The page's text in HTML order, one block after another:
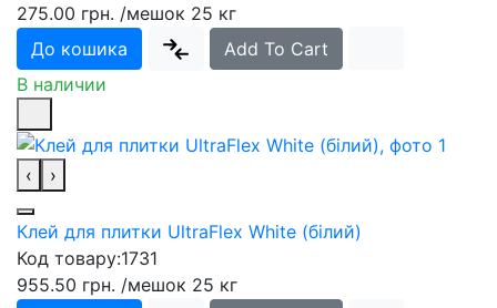
275.00 грн. /мешок 25 кг
До кошика
Add To Cart
В наличии
‹ ›
Клей для плитки UltraFlex White (білий)
Код товару:1731
955.50 грн. /мешок 25 кг